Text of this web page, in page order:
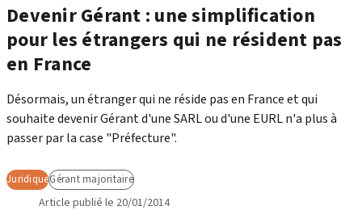
Devenir Gérant : une simplification
pour les étrangers qui ne résident pas
en France
Désormais, un étranger qui ne réside pas en France et qui
souhaite devenir Gérant d'une SARL ou d'une EURL n'a plus à
passer par la case "Préfecture".
JuridiqueGérant majoritaire
Article publié le 20/01/2014